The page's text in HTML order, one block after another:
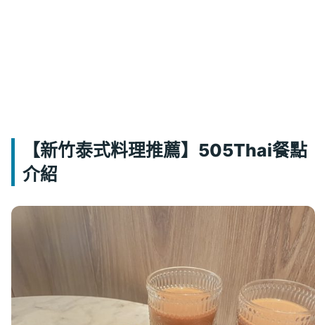
【新竹泰式料理推薦】505Thai餐點
介紹